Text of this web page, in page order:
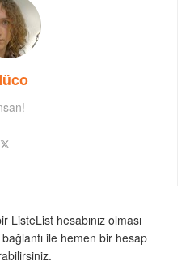
ListeList hesabınız olması
ile hemen bir hesap